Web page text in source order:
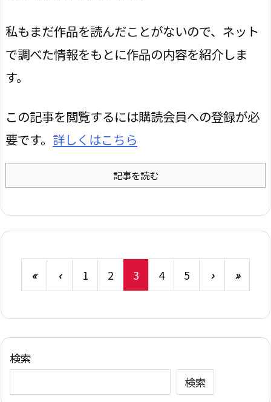
私もまだ作品を読んだことがないので、ネット
で調べた情報をもとに作品の内容を紹介しま
す。
この記事を閲覧するには購読会員への登録が必
要です。 詳しくはこちら
記事を読む
« ‹ 1 2 3 4 5 › »
検索
検索